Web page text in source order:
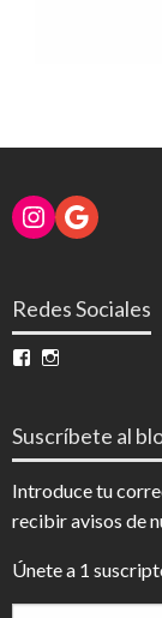
Instagram
Google
Redes Sociales
Ver
en en
Suscríbete al
Introduce tu
recibir avisos de
Únete a 1